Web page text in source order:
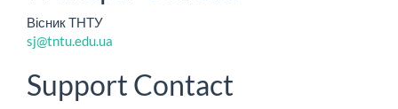
Вісник ТНТУ
sj@tntu.edu.ua
Support Contact